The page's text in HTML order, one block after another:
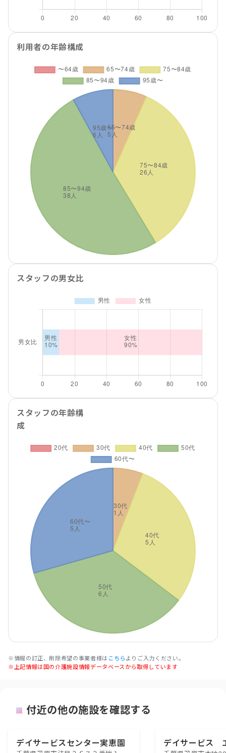
利用者の年齢構成
スタッフの男女比
スタッフの年齢構
成
※情報の訂正、削除希望の事業者様は こちら よりご入力ください。
※上記情報は国の介護施設情報データベースから取得しています
付近の他の施設を確認する
デイサービスセンター実恵園 デイサービス